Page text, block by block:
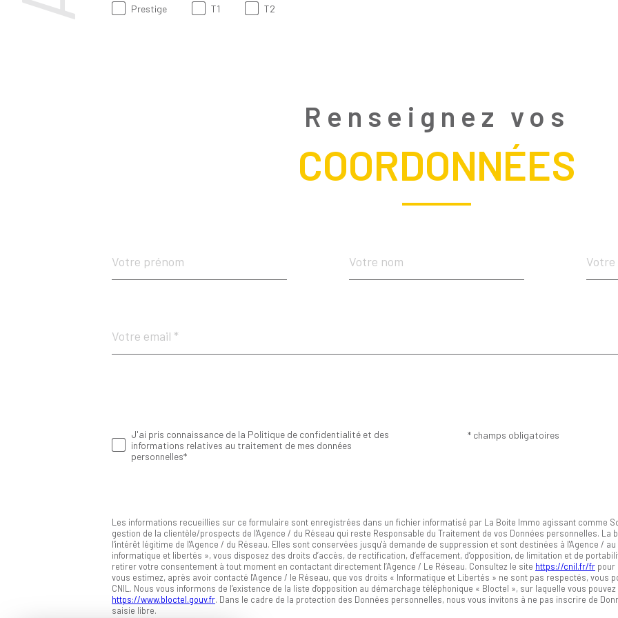
Prestige T1 T2
Renseignez vos
COORDONNÉES
email
ValidationJ'ai pris connaissance de la Politique de confidentialité et des
informations relatives au traitement de mes données
personnelles*
* champs obligatoires
Les informations recueillies sur ce formulaire sont enregistrées dans un fichier informatisé par La Boite Immo agissant comme
gestion de la clientèle/prospects de l'Agence / du Réseau qui reste Responsable du Traitement de vos Données personnelles. La
l'intérêt légitime de l'Agence / du Réseau. Elles sont conservées jusqu'à demande de suppression et sont destinées à l'Agence /
informatique et libertés », vous disposez des droits d’accès, de rectification, d’effacement, d’opposition, de limitation et de
retirer votre consentement à tout moment en contactant directement l’Agence / Le Réseau. Consultez le site https://cnil.fr/fr pour
vous estimez, après avoir contacté l'Agence / le Réseau, que vos droits « Informatique et Libertés » ne sont pas respectés, vous
CNIL. Nous vous informons de l’existence de la liste d'opposition au démarchage téléphonique « Bloctel », sur laquelle vous
https://www.bloctel.gouv.fr. Dans le cadre de la protection des Données personnelles, nous vous invitons à ne pas inscrire de
saisie libre.